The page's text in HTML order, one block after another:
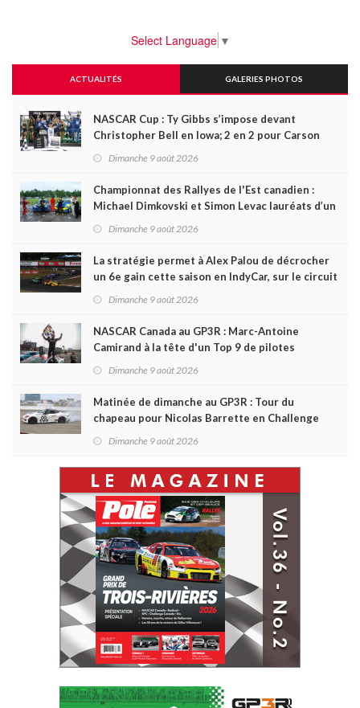
Select Language ▼
ACTUALITÉS GALERIES PHOTOS
NASCAR Cup : Ty Gibbs s’impose devant
Christopher Bell en Iowa; 2 en 2 pour Carson
Dimanche 9 août 2026
Championnat des Rallyes de l'Est canadien :
Michael Dimkovski et Simon Levac lauréats d’un
Dimanche 9 août 2026
La stratégie permet à Alex Palou de décrocher
un 6e gain cette saison en IndyCar, sur le circuit
Dimanche 9 août 2026
NASCAR Canada au GP3R : Marc-Antoine
Camirand à la tête d'un Top 9 de pilotes
Dimanche 9 août 2026
Matinée de dimanche au GP3R : Tour du
chapeau pour Nicolas Barrette en Challenge
Dimanche 9 août 2026